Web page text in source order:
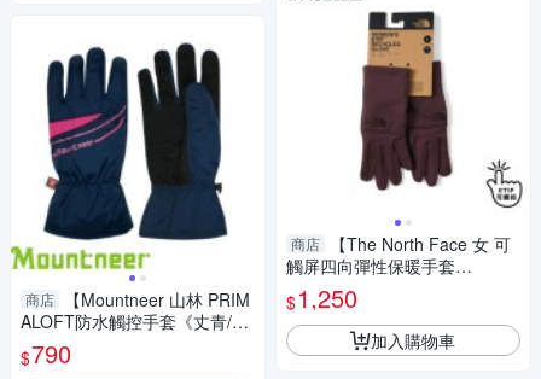
商店
【Mountneer 山林 PRIM
ALOFT防水觸控手套《丈青/桃
紅》】12G08/防風透氣/保暖/
騎車手套
$790
商店
【The North Face 女 可
觸屏四向彈性保暖手套
《紫》】4SHB/登山/機車手套/
防滑手套/保暖
$1,250
加入購物車